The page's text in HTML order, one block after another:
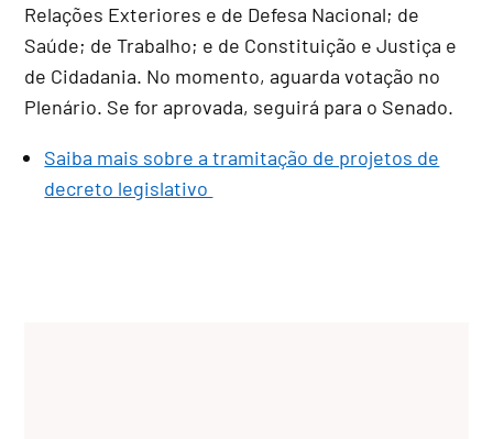
Relações Exteriores e de Defesa Nacional; de
Saúde; de Trabalho; e de Constituição e Justiça e
de Cidadania. No momento, aguarda votação no
Plenário. Se for aprovada, seguirá para o Senado.
Saiba mais sobre a tramitação de projetos de
decreto legislativo